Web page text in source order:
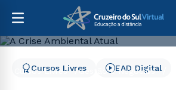
Cursos Livres
Gestão e Negócios
Cursos Livres EAD Digital